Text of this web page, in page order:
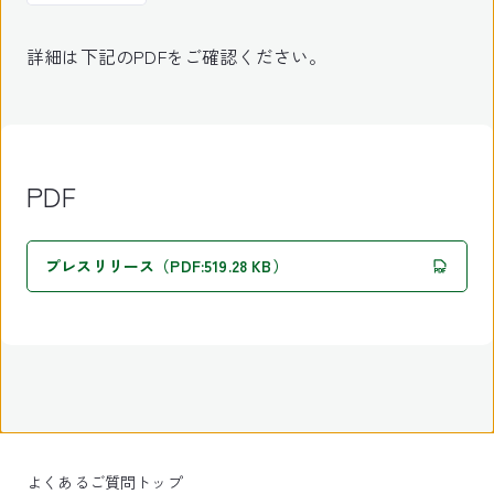
詳細は下記のPDFをご確認ください。
PDF
プレスリリース（PDF:519.28 KB）
よくあるご質問トップ